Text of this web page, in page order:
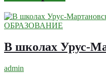
ОБРАЗОВАНИЕ
В школах Урус-
admin